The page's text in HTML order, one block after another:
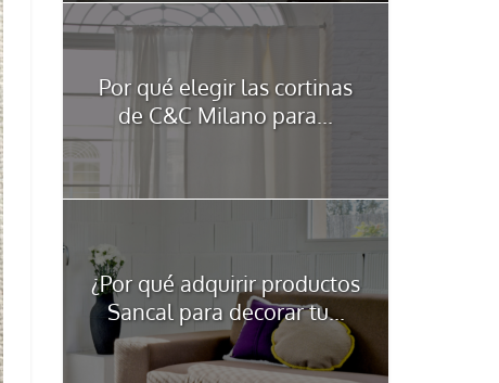
Por qué elegir las cortinas
de C&C Milano para...
¿Por qué adquirir productos
Sancal para decorar tu...